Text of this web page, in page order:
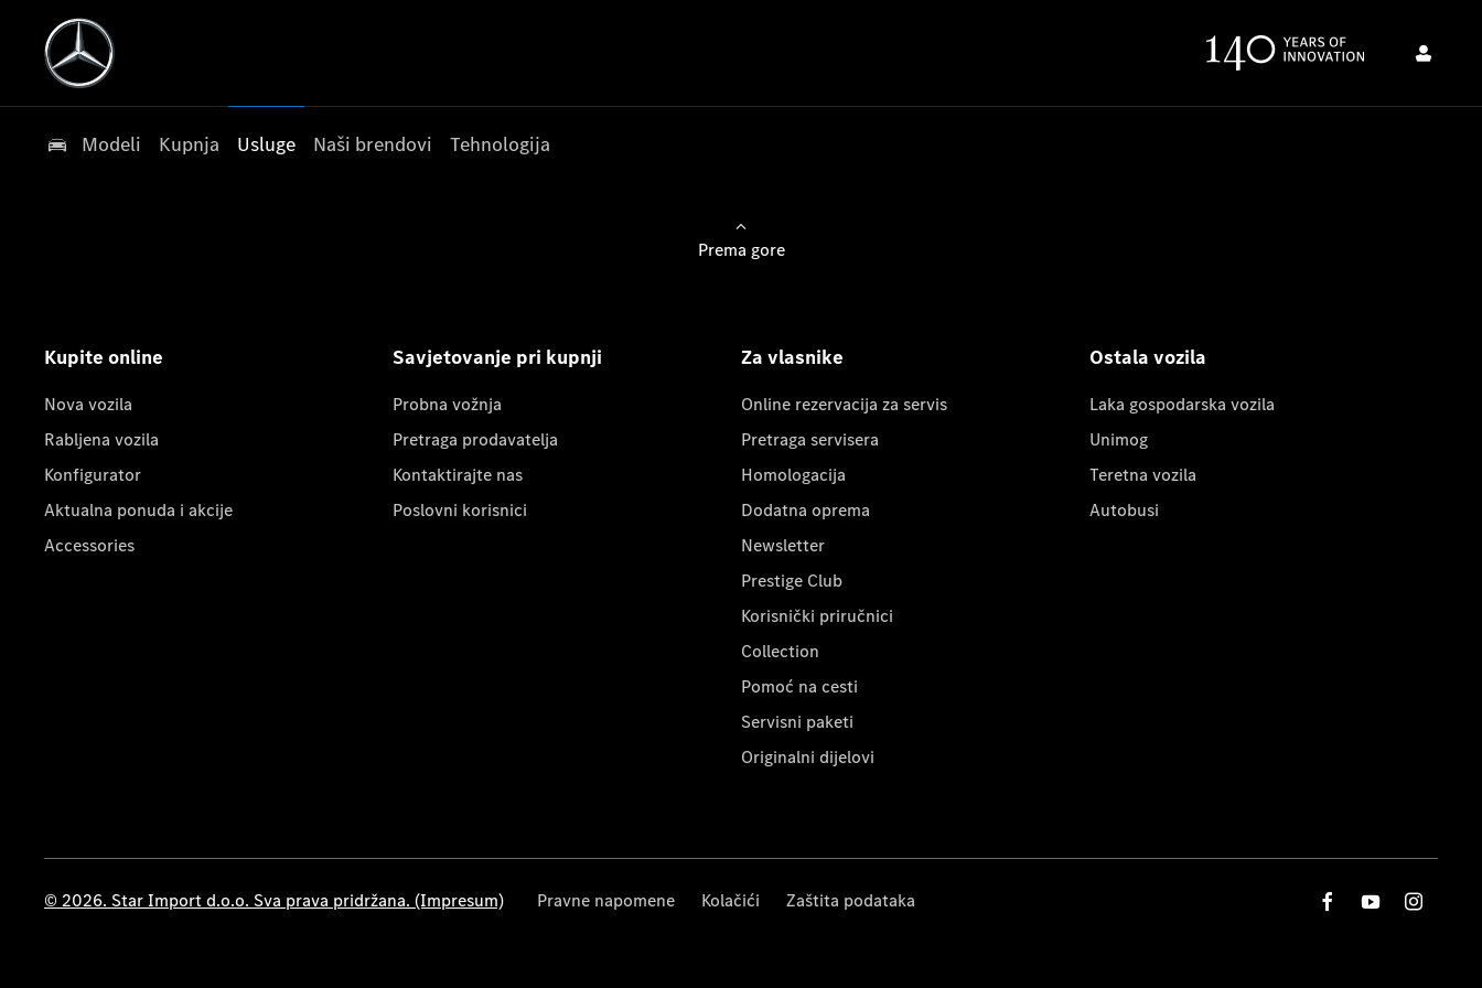
Modeli Kupnja Usluge Naši brendovi Tehnologija
Prema gore
Kupite online
Nova vozila
Rabljena vozila
Konfigurator
Aktualna ponuda i akcije
Accessories
Savjetovanje pri kupnji
Probna vožnja
Pretraga prodavatelja
Kontaktirajte nas
Poslovni korisnici
Za vlasnike
Online rezervacija za servis
Pretraga servisera
Homologacija
Dodatna oprema
Newsletter
Prestige Club
Korisnički priručnici
Collection
Pomoć na cesti
Servisni paketi
Originalni dijelovi
Ostala vozila
Laka gospodarska vozila
Unimog
Teretna vozila
Autobusi
© 2026. Star Import d.o.o. Sva prava pridržana. (Impresum) Pravne napomene Kolačići Zaštita podataka